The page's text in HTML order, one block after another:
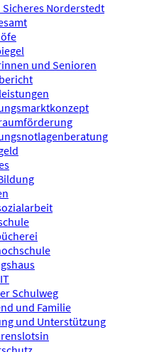
Norderstedt
und Senioren
Schulweg
und Familie
und Unterstützung